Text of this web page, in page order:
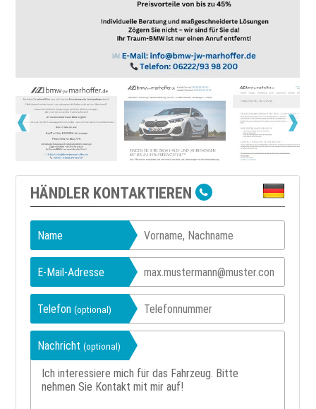
HÄNDLER KONTAKTIEREN
Name
E-Mail-Adresse
Telefon(optional)
Nachricht(optional)